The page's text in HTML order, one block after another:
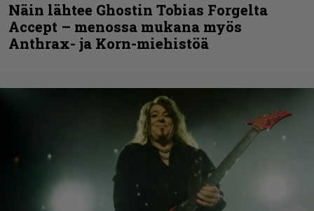
Näin lähtee Ghostin Tobias Forgelta
Accept – menossa mukana myös
Anthrax- ja Korn-miehistöä